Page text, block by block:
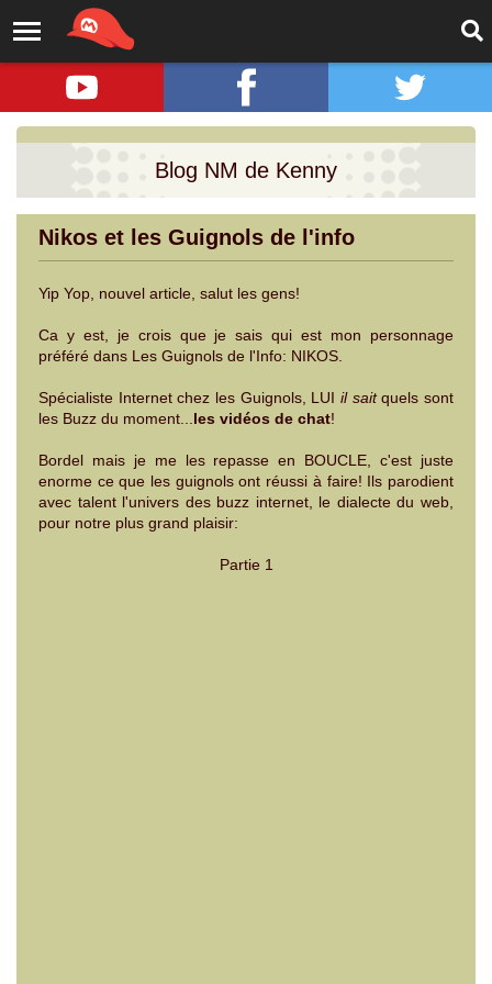
Blog NM de Kenny
Nikos et les Guignols de l'info
Yip Yop, nouvel article, salut les gens!
Ca y est, je crois que je sais qui est mon personnage
préféré dans Les Guignols de l'Info: NIKOS.
Spécialiste Internet chez les Guignols, LUI il saitquels sont
les Buzz du moment... les vidéos de chat!
Bordel mais je me les repasse en BOUCLE, c'est juste
enorme ce que les guignols ont réussi à faire! Ils parodient
avec talent l'univers des buzz internet, le dialecte du web,
pour notre plus grand plaisir:
Partie 1